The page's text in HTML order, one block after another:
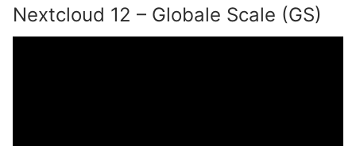
Nextcloud 12 – Globale Scale (GS)